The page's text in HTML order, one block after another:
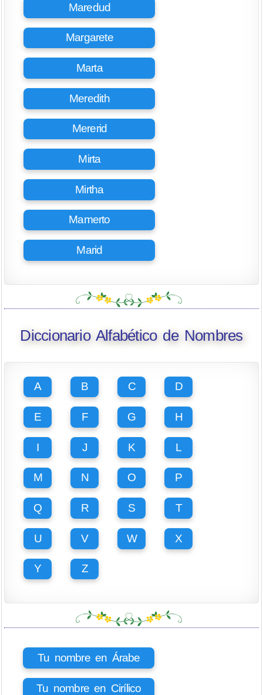
Maredud
Margarete
Marta
Meredith
Mererid
Mirta
Mirtha
Mamerto
Marid
Diccionario Alfabético de Nombres
A B C D
E F G H
I J K L
M N O P
Q R S T
U V W X
Y Z
Tu nombre en Árabe
Tu nombre en Cirílico